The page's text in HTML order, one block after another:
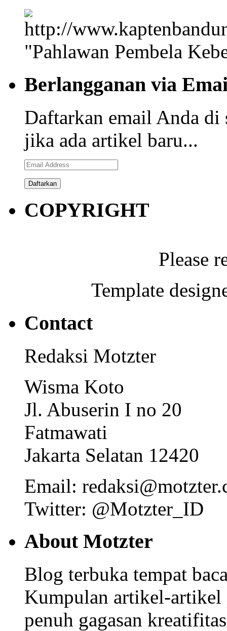
"Pahlawan Pembela
Berlangganan via
Daftarkan email Anda
jika ada artikel baru...
Email
Address
COPYRIGHT
Please
Template
Contact
Redaksi Motzter
Wisma Koto
Jl. Abuserin I no 20
Fatmawati
Jakarta Selatan 12420
Email:
Twitter: @Motzter_ID
About Motzter
Blog terbuka tempat
Kumpulan artikel-artikel
penuh gagasan